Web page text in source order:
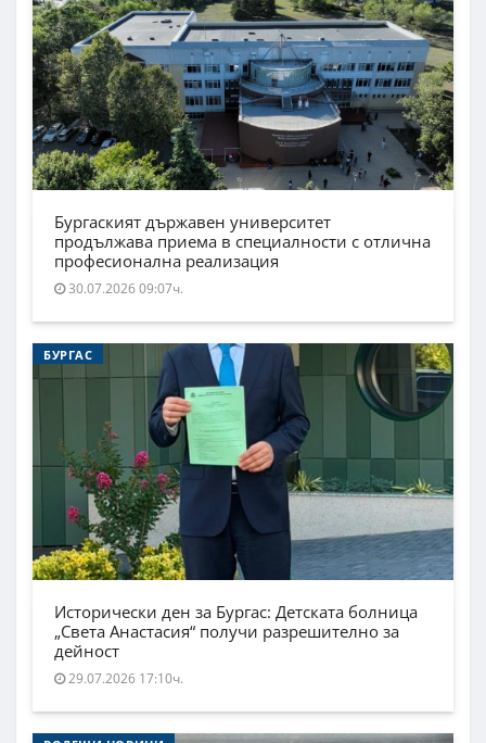
Бургаският държавен университет
продължава приема в специалности с отлична
професионална реализация
30.07.2026 09:07ч.
БУРГАС
Исторически ден за Бургас: Детската болница
„Света Анастасия“ получи разрешително за
дейност
29.07.2026 17:10ч.